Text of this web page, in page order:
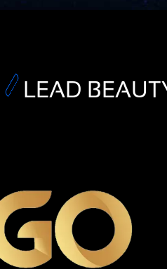
LEAD